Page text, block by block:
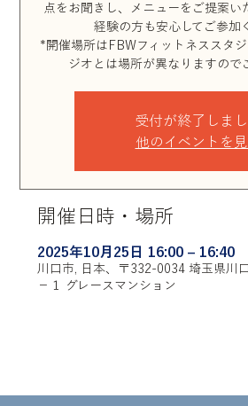
点をお聞きし、メニューをご提案い
経験の方も安心してご参加
*開催場所はFBWフィットネススタ
ジオとは場所が異なりますので
受付が終了しま
他のイベントを
開催日時・場所
2025年10月25日 16:00 – 16:40
川口市, 日本、〒332-0034 埼玉県川
−１ グレースマンション